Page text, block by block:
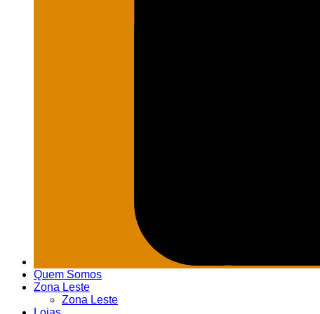
Quem Somos
Zona Leste
Zona Leste